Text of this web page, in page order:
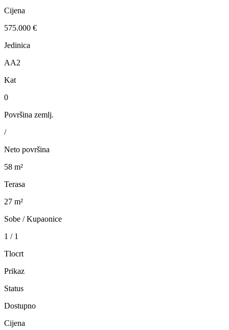
Cijena
575.000 €
Jedinica
AA2
Kat
0
Površina zemlj.
/
Neto površina
58 m²
Terasa
27 m²
Sobe / Kupaonice
1 / 1
Tlocrt
Prikaz
Status
Dostupno
Cijena